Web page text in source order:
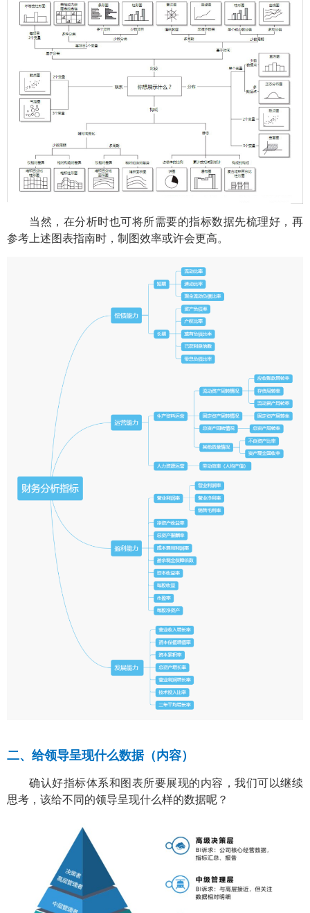
当然，在分析时也可将所需要的指标数据先梳理好，再
参考上述图表指南时，制图效率或许会更高。
二、 给领导呈现什么数据（内容）
确认好指标体系和图表所要展现的内容，我们可以继续
思考，该给不同的领导呈现什么样的数据呢？